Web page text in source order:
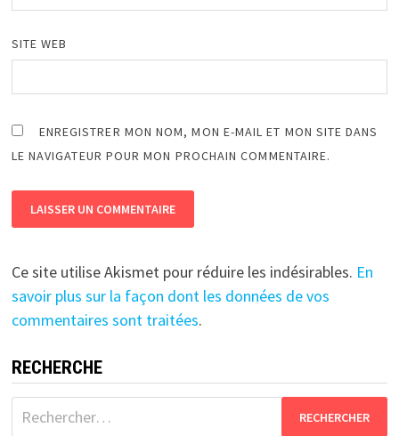
SITE WEB
ENREGISTRER MON NOM, MON E-MAIL ET MON SITE DANS
LE NAVIGATEUR POUR MON PROCHAIN COMMENTAIRE.
Ce site utilise Akismet pour réduire les indésirables. En
savoir plus sur la façon dont les données de vos
commentaires sont traitées.
RECHERCHE
Rechercher :